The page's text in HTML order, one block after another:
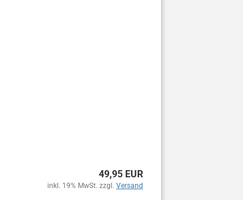
49,95 EUR
inkl. 19% MwSt. zzgl. Versand